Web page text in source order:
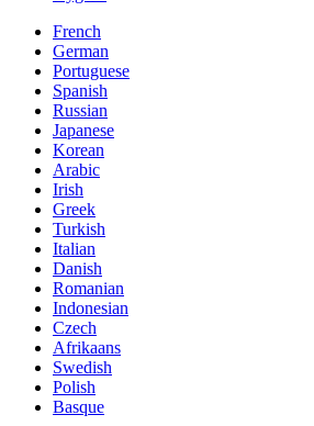
French
German
Portuguese
Spanish
Russian
Japanese
Korean
Arabic
Irish
Greek
Turkish
Italian
Danish
Romanian
Indonesian
Czech
Afrikaans
Swedish
Polish
Basque